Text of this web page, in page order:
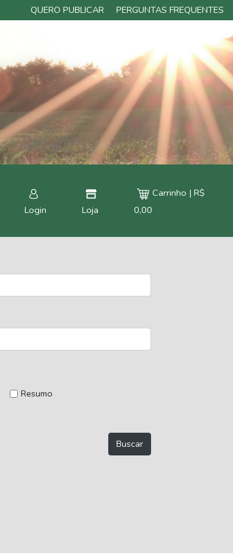
QUERO PUBLICAR PERGUNTAS FREQUENTES
Login Loja
Carrinho | R$
0,00
Resumo